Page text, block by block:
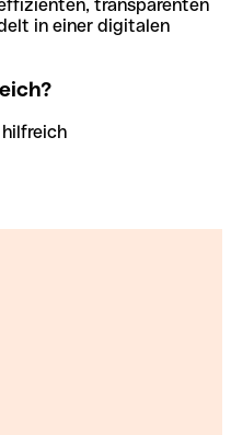
transparenten
in einer digitalen